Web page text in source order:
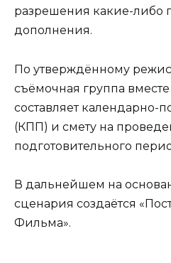
разрешения какие-либо
дополнения.
По утверждённому
съёмочная группа
составляет календарно-
(КПП) и смету на
подготовительного
В дальнейшем на
сценария создаётся
Фильма».